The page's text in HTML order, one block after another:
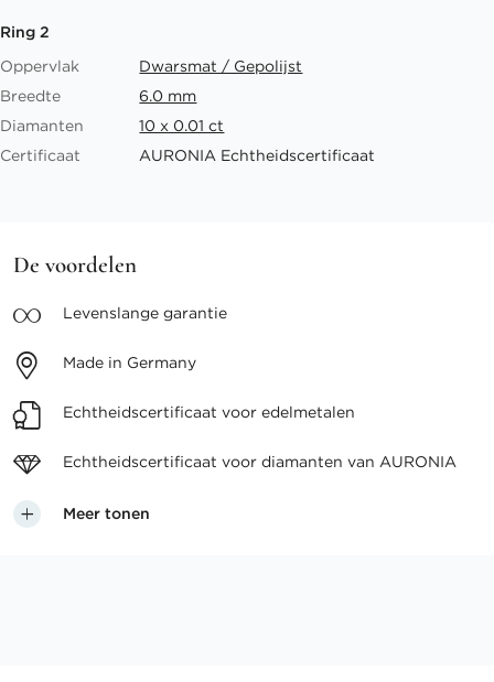
Ring 2
Oppervlak
Dwarsmat / Gepolijst
Breedte
6.0 mm
Diamanten
10 x 0.01 ct
Certificaat
AURONIA Echtheidscertificaat
De voordelen
Levenslange garantie
Made in Germany
Echtheidscertificaat voor edelmetalen
Echtheidscertificaat voor diamanten van AURONIA
Meer tonen